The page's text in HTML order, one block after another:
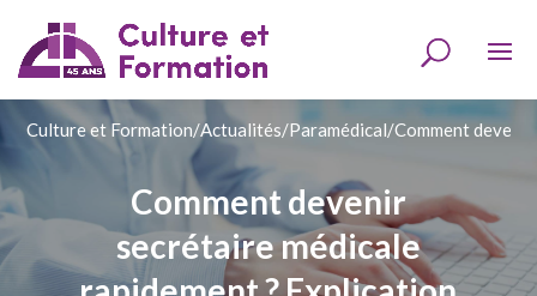
Culture et Formation/Actualités/Paramédical/Comment
Comment devenir
secrétaire médicale